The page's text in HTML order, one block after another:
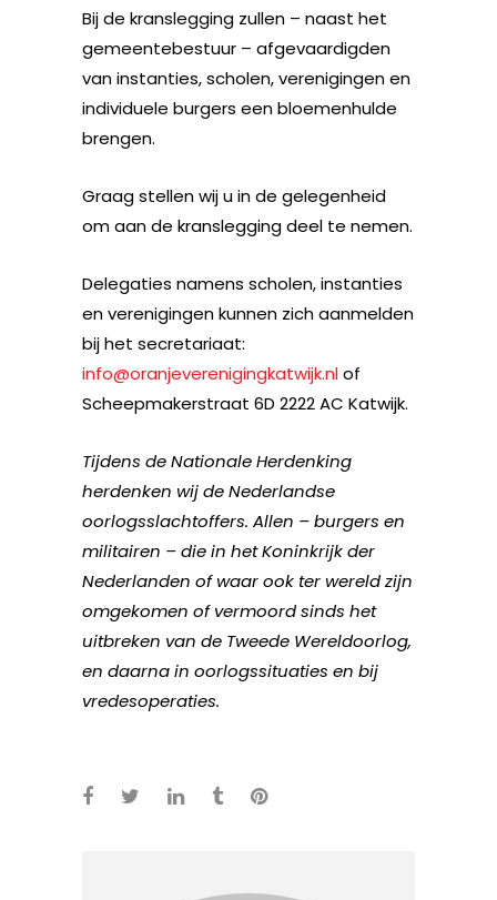
Bij de kranslegging zullen – naast het
gemeentebestuur – afgevaardigden
van instanties, scholen, verenigingen en
individuele burgers een bloemenhulde
brengen.
Graag stellen wij u in de gelegenheid
om aan de kranslegging deel te nemen.
Delegaties namens scholen, instanties
en verenigingen kunnen zich aanmelden
bij het secretariaat:
info@oranjeverenigingkatwijk.nlof
Scheepmakerstraat 6D 2222 AC Katwijk.
Tijdens de Nationale Herdenking
herdenken wij de Nederlandse
oorlogsslachtoffers. Allen – burgers en
militairen – die in het Koninkrijk der
Nederlanden of waar ook ter wereld zijn
omgekomen of vermoord sinds het
uitbreken van de Tweede Wereldoorlog,
en daarna in oorlogssituaties en bij
vredesoperaties.